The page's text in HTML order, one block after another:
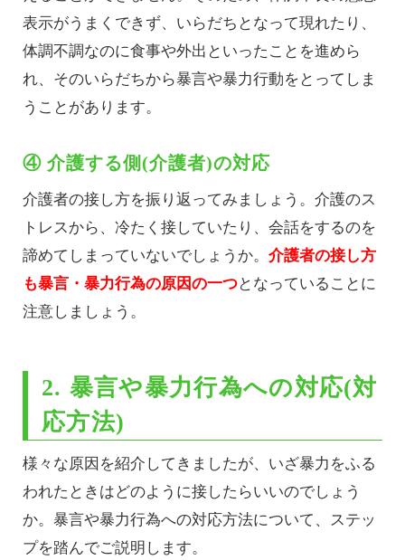
表示がうまくできず、いらだちとなって現れたり、
体調不調なのに食事や外出といったことを進めら
れ、そのいらだちから暴言や暴力行動をとってしま
うことがあります。
④ 介護する側(介護者)の対応
介護者の接し方を振り返ってみましょう。介護のス
トレスから、冷たく接していたり、会話をするのを
諦めてしまっていないでしょうか。 介護者の接し方
も暴言・暴力行為の原因の一つとなっていることに
注意しましょう。
2. 暴言や暴力行為への対応(対
応方法)
様々な原因を紹介してきましたが、いざ暴力をふる
われたときはどのように接したらいいのでしょう
か。暴言や暴力行為への対応方法について、ステッ
プを踏んでご説明します。